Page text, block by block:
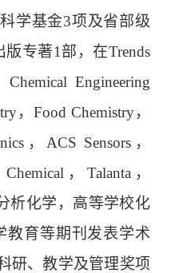
学基金3项及省部级
专著1部，在Trends
Engineering
，Food Chemistry，
，ACS Sensors，
，Talanta，
析化学，高等学校化
教育等期刊发表学术
研、教学及管理奖项